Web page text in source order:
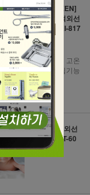
[POLYGREEN]
폴리그린 적외선
귀체온계 KI-817
3
측정완료후 고온
시 알람울림기능
46,000원
460원 적립
[카스] 귀적외선
체온계 NCT-60
(품절)